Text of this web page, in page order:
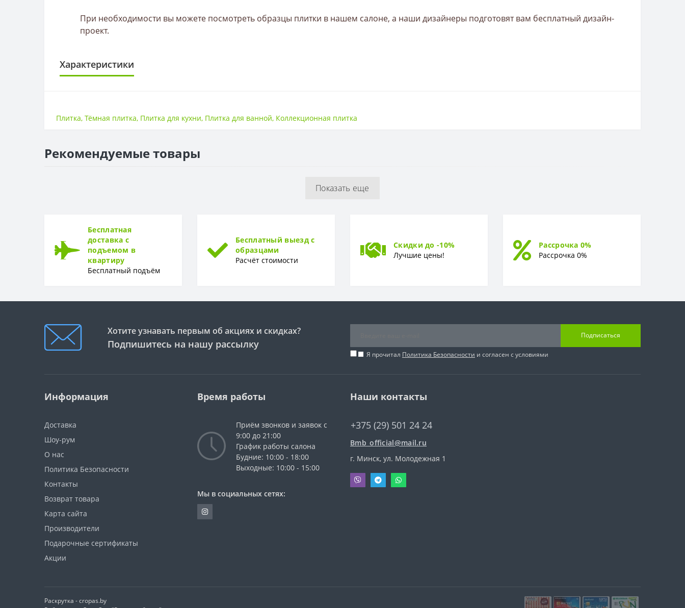
При необходимости вы можете посмотреть образцы плитки в нашем салоне, а наши дизайнеры подготовят вам бесплатный дизайн-
проект.
Характеристики
Тип
Керамика глазурованная
ПОВЕРХНОСТЬ
Плитка,Тёмная плитка, Плитка для кухни, Плитка для ванной, Коллекционная плитка
Рекомендуемые товары
Показать еще
Бесплатная
доставка с
подъемом в
квартиру
Бесплатный подъём
Бесплатный выезд с
образцами
Расчёт стоимости
Скидки до -10%
Лучшие цены!
Рассрочка 0%
Рассрочка 0%
Хотите узнавать первым об акциях и скидках?
Подпишитесь на нашу рассылку
Подписаться
Я прочитал Политика Безопасности и согласен с условиями
Информация
Доставка
Шоу-рум
О нас
Политика Безопасности
Контакты
Возврат товара
Карта сайта
Производители
Подарочные сертификаты
Акции
Время работы
Приём звонков и заявок с
9:00 до 21:00
График работы салона
Будние: 10:00 - 18:00
Выходные: 10:00 - 15:00
Мы в социальных сетях:
Наши контакты
+375 (29) 501 24 24
Bmb_official@mail.ru
г. Минск, ул. Молодежная 1
Раскрутка -cropas.by